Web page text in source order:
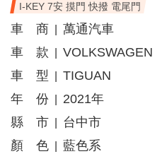
I-KEY 7安 摸門 快撥 電尾門
車 商
萬通汽車
車 款
VOLKSWAGEN
車 型
TIGUAN
年 份
2021年
縣 市
台中市
顏 色
藍色系